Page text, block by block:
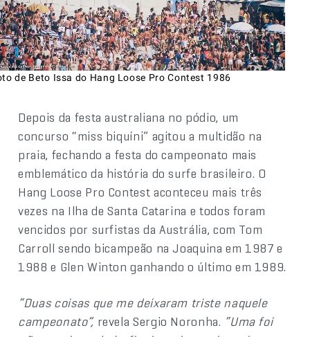
de Beto Issa do Hang Loose Pro Contest 1986
Depois da festa australiana no pódio, um
concurso “miss biquíni” agitou a multidão na
praia, fechando a festa do campeonato mais
emblemático da história do surfe brasileiro. O
Hang Loose Pro Contest aconteceu mais três
vezes na Ilha de Santa Catarina e todos foram
vencidos por surfistas da Austrália, com Tom
Carroll sendo bicampeão na Joaquina em 1987 e
1988 e Glen Winton ganhando o último em 1989.
“Duas coisas que me deixaram triste naquele
campeonato”, revela Sergio Noronha. “Uma foi